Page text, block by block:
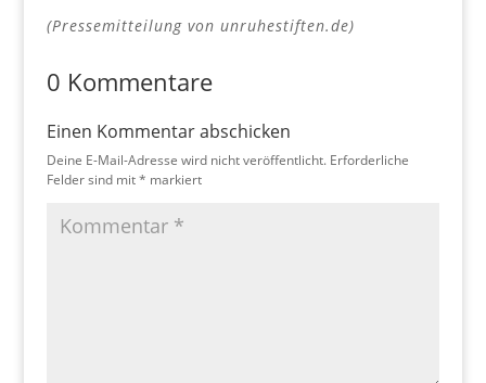
(Pressemitteilung von unruhestiften.de)
0 Kommentare
Einen Kommentar abschicken
Deine E-Mail-Adresse wird nicht veröffentlicht. Erforderliche
Felder sind mit* markiert